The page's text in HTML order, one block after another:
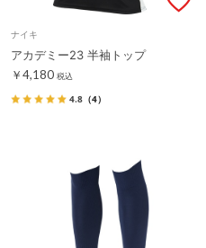
ナイキ
アカデミー23 半袖トップ
￥4,180 税込
4.8 （4）